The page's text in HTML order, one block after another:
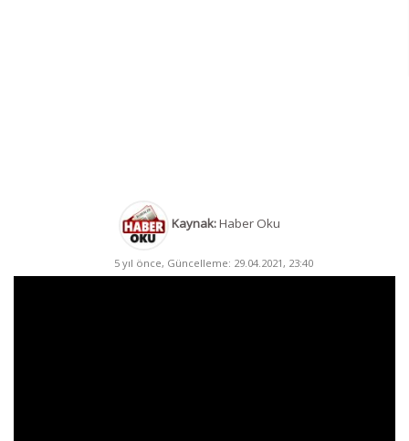
Kaynak:Haber Oku
5 yıl önce, Güncelleme: 29.04.2021, 23:40